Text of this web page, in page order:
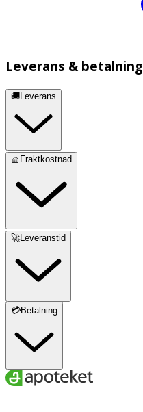
Leverans & betalning
🚚Leverans
🧺Fraktkostnad
🚀Leveranstid
💳Betalning